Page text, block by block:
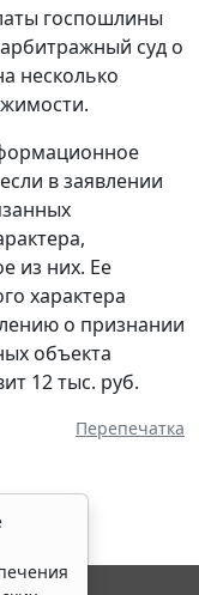
госпошлины
суд о
несколько
в заявлении
из них. Ее
характера
о признании
объекта
12 тыс. руб.
Перепечатка